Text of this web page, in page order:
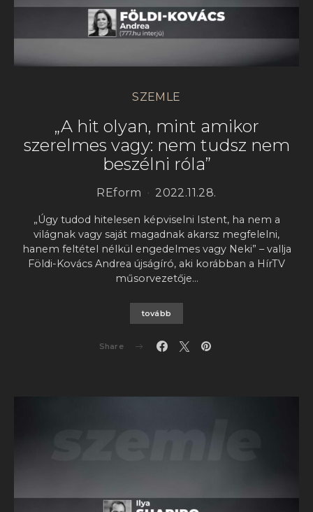
SZEMLE
„A hit olyan, mint amikor
szerelmes vagy: nem tudsz nem
beszélni róla”
REform 2022.11.28.
„Úgy tudod hitelesen képviselni Istent, ha nem a
világnak vagy saját magadnak akarsz megfelelni,
hanem feltétel nélkül engedelmes vagy Neki” – vallja
Földi-Kovács Andrea újságíró, aki korábban a HírTV
műsorvezetője…
tovább
Share